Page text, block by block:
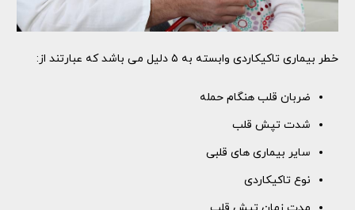
خطر بیماری تاکیکاردی وابسته به ۵ دلیل می ‌باشد که عبارتند از:
ضربان قلب هنگام حمله
شدت تپش قلب
سایر بیماری‌ های قلبی
نوع تاکیکاردی